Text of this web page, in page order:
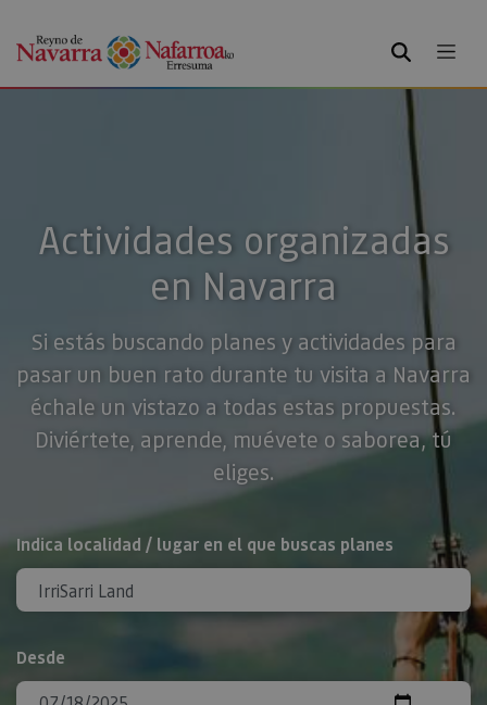
BUSCAR
Actividades organizadas
en Navarra
Si estás buscando planes y actividades para
pasar un buen rato durante tu visita a Navarra
échale un vistazo a todas estas propuestas.
Diviértete, aprende, muévete o saborea, tú
eliges.
BUSCAR
Indica localidad / lugar en el que buscas planes
Desde